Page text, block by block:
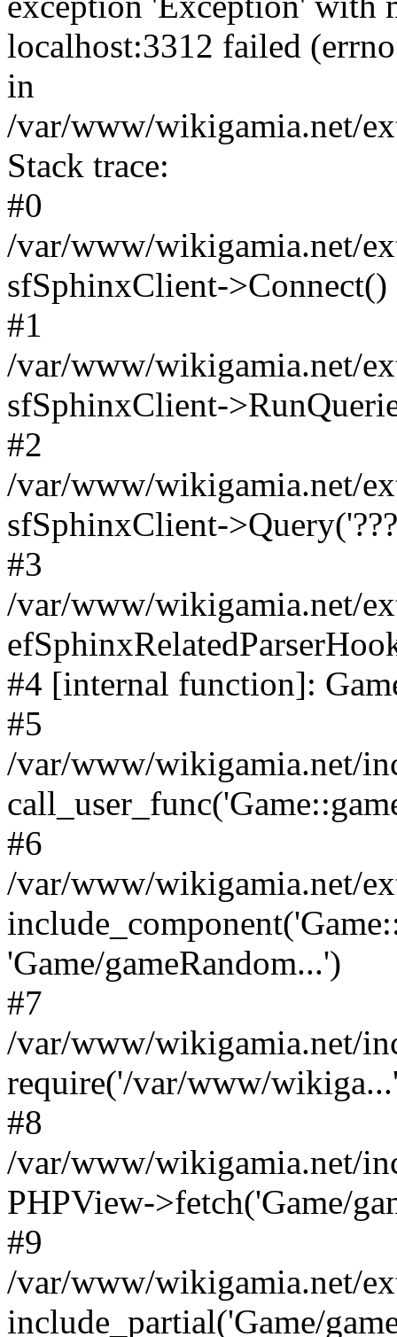
localhost:3312 failed
in
/var/www/wikigamia.net/
Stack trace:
#0
/var/www/wikigamia.net/
sfSphinxClient->Connect()
#1
/var/www/wikigamia.net/
sfSphinxClient-
#2
/var/www/wikigamia.net/
sfSphinxClient-
#3
/var/www/wikigamia.net/
#4 [internal function]:
#5
/var/www/wikigamia.net/
#6
/var/www/wikigamia.net/
'Game/gameRandom...')
#7
/var/www/wikigamia.net/
require('/var/www/
#8
/var/www/wikigamia.net/
PHPView->fetch('Game/
#9
/var/www/wikigamia.net/
include_partial('Game/